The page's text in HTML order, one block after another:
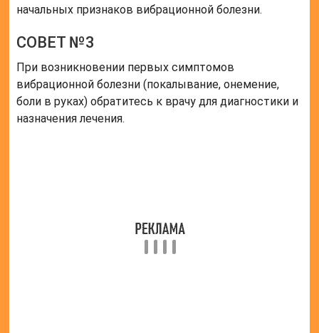
начальных признаков вибрационной болезни.
СОВЕТ №3
При возникновении первых симптомов
вибрационной болезни (покалывание, онемение,
боли в руках) обратитесь к врачу для диагностики и
назначения лечения.